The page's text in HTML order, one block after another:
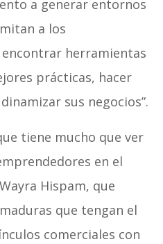
a generar entornos
a los
herramientas
prácticas, hacer
sus negocios”.
tiene mucho que ver
en el
Hispam, que
que tengan el
comerciales con